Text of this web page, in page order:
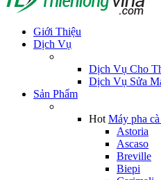
Giới Thiệu
Dịch Vụ
Dịch Vụ Cho
Dịch Vụ Sửa
Sản Phẩm
Hot Máy pha
Astoria
Ascaso
Breville
Biepi